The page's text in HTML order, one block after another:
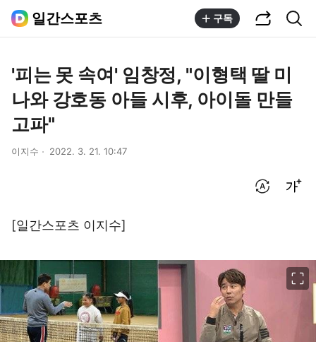
일간스포츠 구독
'피는 못 속여' 임창정, "이형택 딸 미
나와 강호동 아들 시후, 아이돌 만들
고파"
이지수 2022. 3. 21. 10:47
[일간스포츠 이지수]